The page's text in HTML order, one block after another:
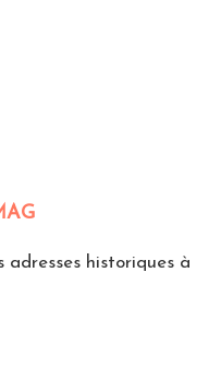
adresses historiques à